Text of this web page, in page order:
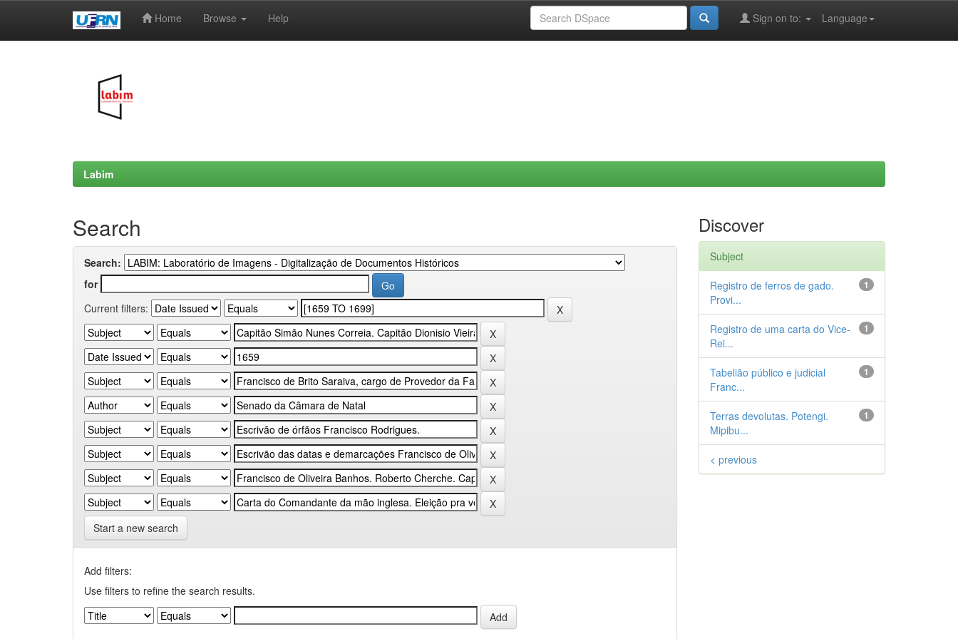
Home Browse Help Language
Sign on to:
Labim
Search
Search:
for
Current filters:
Start a new search
Add filters:
Use filters to refine the search results.
Discover
Subject
1
Registro de ferros de gado.
Provi...
1
Registro de uma carta do Vice-
Rei...
1
Tabelião público e judicial
Franc...
1
Terras devolutas. Potengi.
Mipibu...
< previous